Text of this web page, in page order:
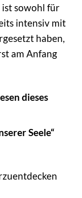
ist sowohl für
intensiv mit
haben,
am Anfang
dieses
Seele“